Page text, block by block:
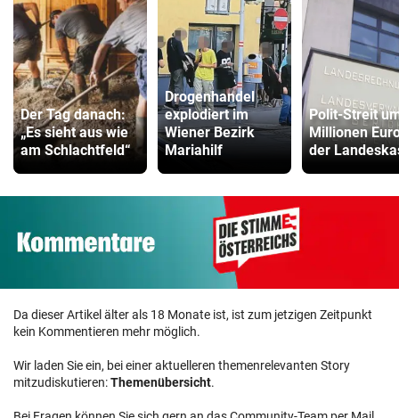
Der Tag danach:
„Es sieht aus wie
am Schlachtfeld“
Drogenhandel
explodiert im
Wiener Bezirk
Mariahilf
Polit-Streit
Millionen
der
Da dieser Artikel älter als 18 Monate ist, ist zum jetzigen Zeitpunkt
kein Kommentieren mehr möglich.
Wir laden Sie ein, bei einer aktuelleren themenrelevanten Story
mitzudiskutieren:Themenübersicht.